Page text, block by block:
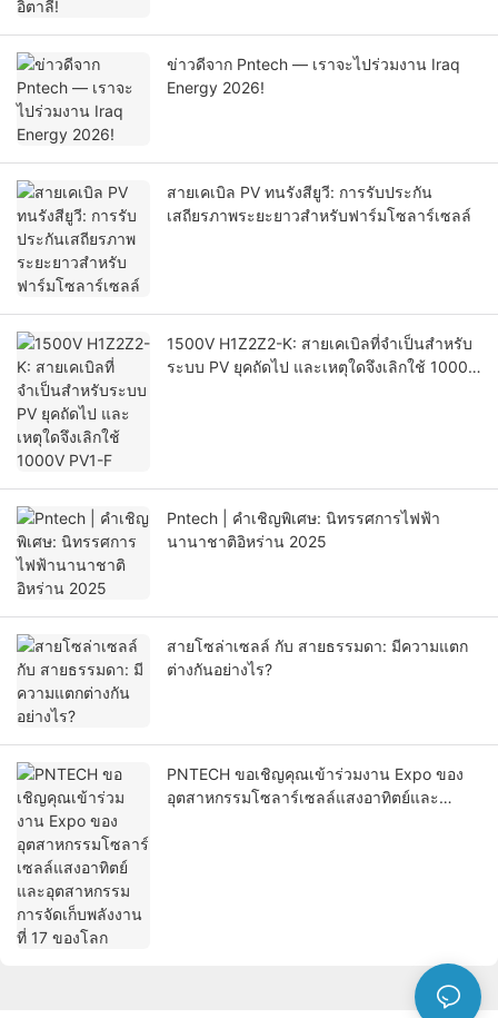
ข่าวดีจาก Pntech — เราจะไปร่วมงาน Iraq
Energy 2026!
สายเคเบิล PV ทนรังสียูวี: การรับประกัน
เสถียรภาพระยะยาวสำหรับฟาร์มโซลาร์เซลล์
1500V H1Z2Z2-K: สายเคเบิลที่จำเป็นสำหรับ
ระบบ PV ยุคถัดไป และเหตุใดจึงเลิกใช้ 1000V
Pntech | คำเชิญพิเศษ: นิทรรศการไฟฟ้า
นานาชาติอิหร่าน 2025
สายโซล่าเซลล์ กับ สายธรรมดา: มีความแตก
ต่างกันอย่างไร?
PNTECH ขอเชิญคุณเข้าร่วมงาน Expo ของ
อุตสาหกรรมโซลาร์เซลล์แสงอาทิตย์และ